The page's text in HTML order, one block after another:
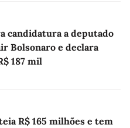
candidatura a deputado
Bolsonaro e declara
187 mil
R$ 165 milhões e tem